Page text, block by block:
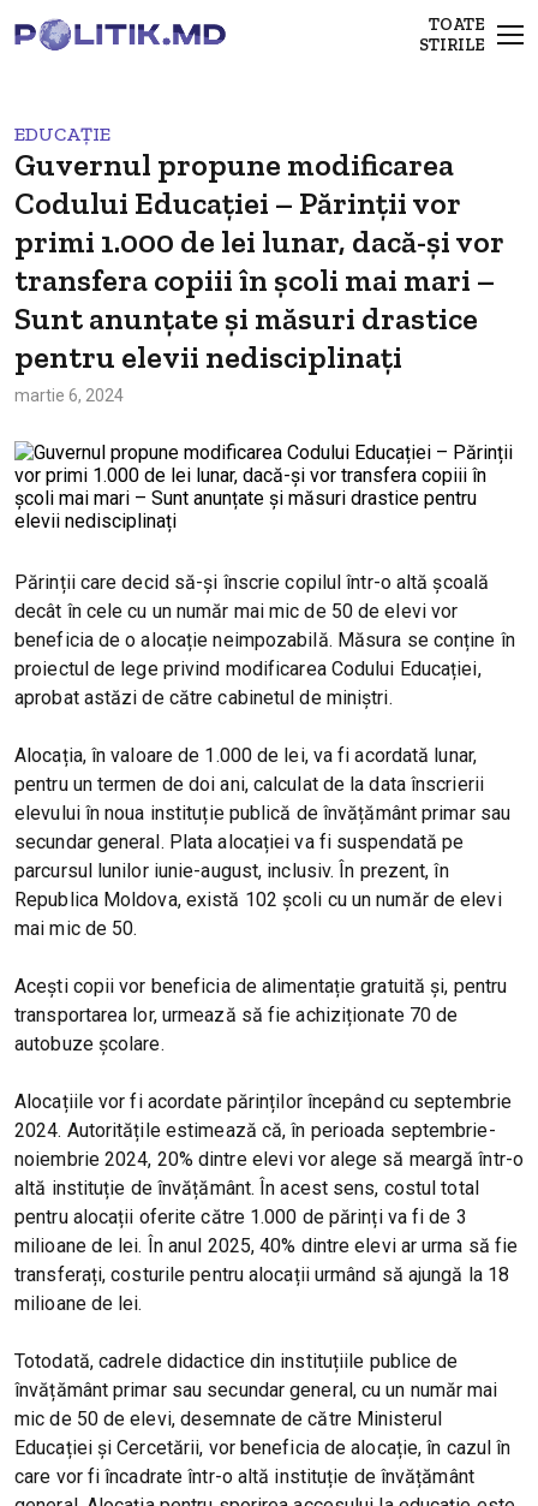
TOATE
STIRILE
EDUCAȚIE
Guvernul propune modificarea
Codului Educației – Părinții vor
primi 1.000 de lei lunar, dacă-și vor
transfera copiii în școli mai mari –
Sunt anunțate și măsuri drastice
pentru elevii nedisciplinați
martie 6, 2024
Părinții care decid să-și înscrie copilul într-o altă școală
decât în cele cu un număr mai mic de 50 de elevi vor
beneficia de o alocație neimpozabilă. Măsura se conține în
proiectul de lege privind modificarea Codului Educației,
aprobat astăzi de către cabinetul de miniștri.
Alocația, în valoare de 1.000 de lei, va fi acordată lunar,
pentru un termen de doi ani, calculat de la data înscrierii
elevului în noua instituție publică de învățământ primar sau
secundar general. Plata alocației va fi suspendată pe
parcursul lunilor iunie-august, inclusiv. În prezent, în
Republica Moldova, există 102 școli cu un număr de elevi
mai mic de 50.
Acești copii vor beneficia de alimentație gratuită și, pentru
transportarea lor, urmează să fie achiziționate 70 de
autobuze școlare.
Alocațiile vor fi acordate părinților începând cu septembrie
2024. Autoritățile estimează că, în perioada septembrie-
noiembrie 2024, 20% dintre elevi vor alege să meargă într-o
altă instituție de învățământ. În acest sens, costul total
pentru alocații oferite către 1.000 de părinți va fi de 3
milioane de lei. În anul 2025, 40% dintre elevi ar urma să fie
transferați, costurile pentru alocații urmând să ajungă la 18
milioane de lei.
Totodată, cadrele didactice din instituțiile publice de
învățământ primar sau secundar general, cu un număr mai
mic de 50 de elevi, desemnate de către Ministerul
Educației și Cercetării, vor beneficia de alocație, în cazul în
care vor fi încadrate într-o altă instituție de învățământ